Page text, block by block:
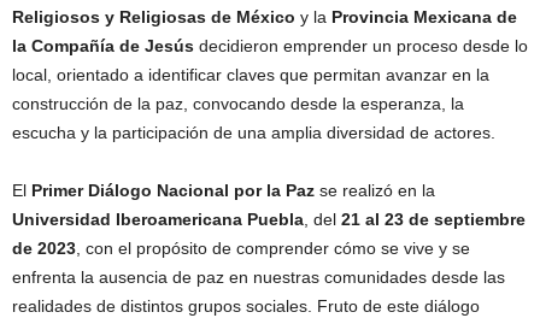
Religiosos y Religiosas de México y la Provincia Mexicana de
la Compañía de Jesús decidieron emprender un proceso desde lo
local, orientado a identificar claves que permitan avanzar en la
construcción de la paz, convocando desde la esperanza, la
escucha y la participación de una amplia diversidad de actores.
El Primer Diálogo Nacional por la Paz se realizó en la
Universidad Iberoamericana Puebla , del 21 al 23 de septiembre
de 2023 , con el propósito de comprender cómo se vive y se
enfrenta la ausencia de paz en nuestras comunidades desde las
realidades de distintos grupos sociales. Fruto de este diálogo